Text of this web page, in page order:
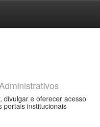
divulgar e oferecer acesso
portais institucionais